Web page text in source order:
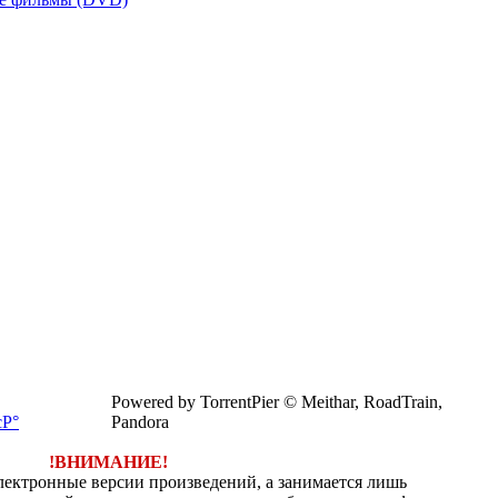
Powered by TorrentPier © Meithar, RoadTrain,
Pandora
!ВНИМАНИЕ!
версии произведений, а занимается лишь